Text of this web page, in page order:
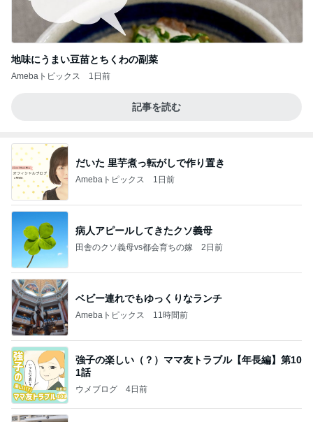
地味にうまい豆苗とちくわの副菜
Amebaトピックス 1日前
記事を読む
だいた 里芋煮っ転がしで作り置き
Amebaトピックス 1日前
病人アピールしてきたクソ義母
田舎のクソ義母vs都会育ちの嫁 2日前
ベビー連れでもゆっくりなランチ
Amebaトピックス 11時間前
強子の楽しい（？）ママ友トラブル【年長編】第10
1話
ウメブログ 4日前